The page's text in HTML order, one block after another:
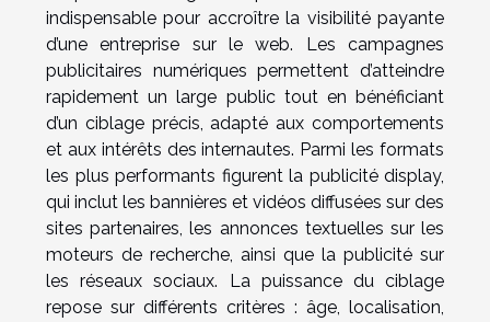
indispensable pour accroître la visibilité payante
d’une entreprise sur le web. Les campagnes
publicitaires numériques permettent d’atteindre
rapidement un large public tout en bénéficiant
d’un ciblage précis, adapté aux comportements
et aux intérêts des internautes. Parmi les formats
les plus performants figurent la publicité display,
qui inclut les bannières et vidéos diffusées sur des
sites partenaires, les annonces textuelles sur les
moteurs de recherche, ainsi que la publicité sur
les réseaux sociaux. La puissance du ciblage
repose sur différents critères : âge, localisation,